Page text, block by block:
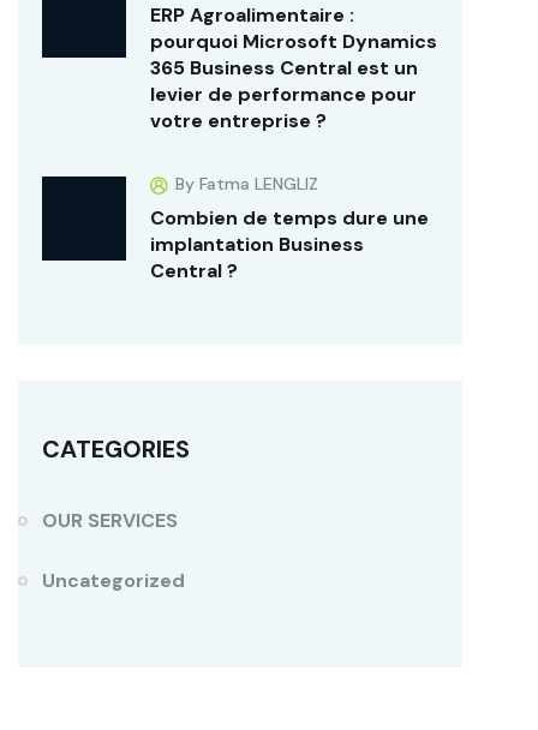
ERP Agroalimentaire :
pourquoi Microsoft Dynamics
365 Business Central est un
levier de performance pour
votre entreprise ?
By Fatma LENGLIZ
Combien de temps dure une
implantation Business
Central ?
CATEGORIES
OUR SERVICES
Uncategorized